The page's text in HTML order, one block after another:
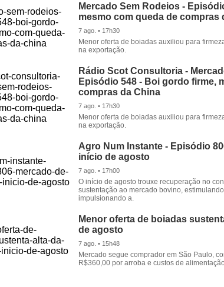
Mercado Sem Rodeios -
mesmo com queda de compras
7 ago. • 17h30
Menor oferta de boiadas auxiliou para
na exportação.
Rádio Scot Consultoria -
Episódio 548 - Boi gordo firme,
compras da China
7 ago. • 17h30
Menor oferta de boiadas auxiliou para
na exportação.
Agro Num Instante - Episódio
início de agosto
7 ago. • 17h00
O início de agosto trouxe recuperação no
sustentação ao mercado bovino,
impulsionando a.
Menor oferta de boiadas
de agosto
7 ago. • 15h48
Mercado segue comprador em São Paulo,
R$360,00 por arroba e custos de